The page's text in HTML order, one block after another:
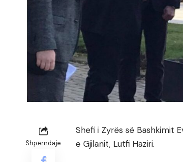
Shpërndaje
Shefi i Zyrës së Bashkimit
e Gjilanit, Lutfi Haziri.